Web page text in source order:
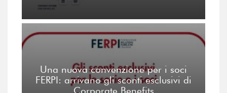
Una nuova convenzione per i soci
FERPI: arrivano gli sconti esclusivi di